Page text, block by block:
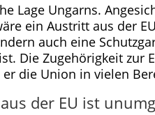
Lage Ungarns.
ein Austritt aus der
auch eine
Die Zugehörigkeit
die Union in vielen
der EU ist